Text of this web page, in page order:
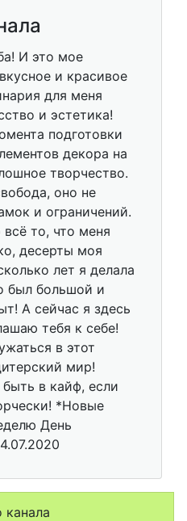
И это мое
и красивое
для меня
и эстетика!
подготовки
декора на
творчество.
оно не
и ограничений.
то, что меня
десерты моя
лет я делала
был большой и
А сейчас я здесь
тебя к себе!
в этот
мир!
в кайф, если
*Новые
День
канала